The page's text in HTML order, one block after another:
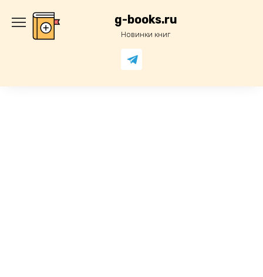
содержанию
g-books.ru
Новинки книг